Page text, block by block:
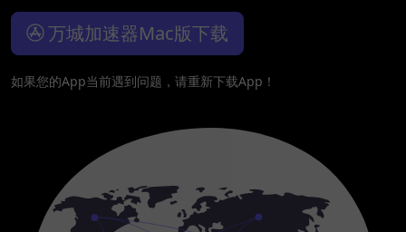
万城加速器Mac版下载
如果您的App当前遇到问题，请重新下载App！